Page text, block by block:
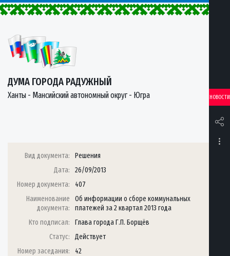
ДУМА ГОРОДА РАДУЖНЫЙ
Ханты - Мансийский автономный округ - Югра НОВОСТИ
Вид документа:
Решения
Дата:
26/09/2013
Номер документа:
407
Наименование
документа:
Об информации о сборе коммунальных
платежей за 2 квартал 2013 года
Кто подписал:
Глава города Г.П. Борщёв
Статус:
Действует
Номер заседания:
42